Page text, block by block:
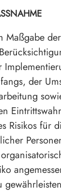
der
Risikos für